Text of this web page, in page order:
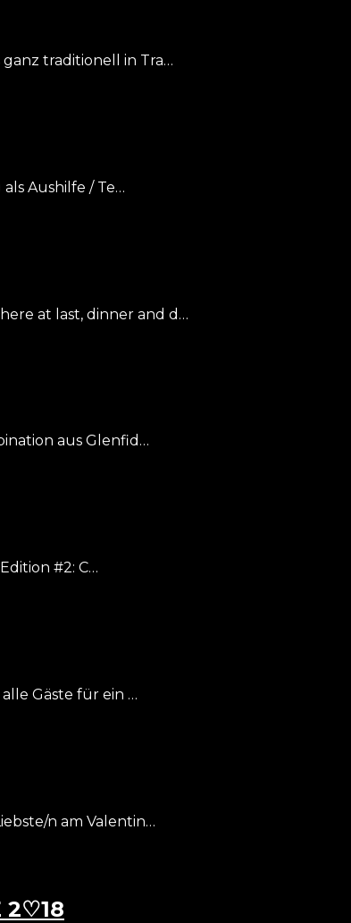
ganz traditionell in Tra…
Aushilfe / Te…
at last, dinner and d…
aus Glenfid…
#2: C…
Gäste für ein …
n am Valentin…
2♡18